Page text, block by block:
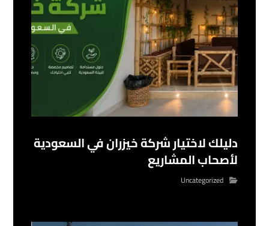
دليلك لاختيار شركة خيزران في السعودية
لأصحاب المشاريع
Uncategorized